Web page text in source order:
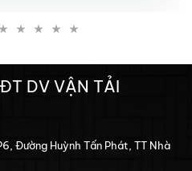
DV VẬN TẢI
Đường Huỳnh Tấn Phát, TT Nhà